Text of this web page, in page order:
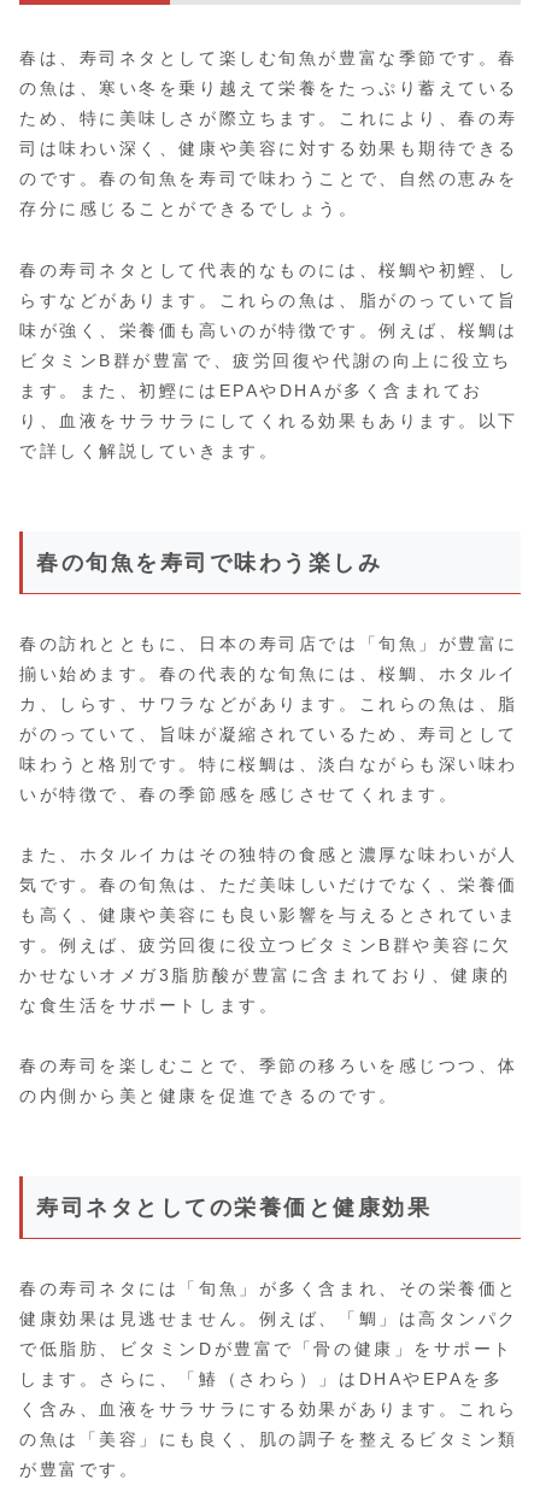
春は、寿司ネタとして楽しむ旬魚が豊富な季節です。春
の魚は、寒い冬を乗り越えて栄養をたっぷり蓄えている
ため、特に美味しさが際立ちます。これにより、春の寿
司は味わい深く、健康や美容に対する効果も期待できる
のです。春の旬魚を寿司で味わうことで、自然の恵みを
存分に感じることができるでしょう。
春の寿司ネタとして代表的なものには、桜鯛や初鰹、し
らすなどがあります。これらの魚は、脂がのっていて旨
味が強く、栄養価も高いのが特徴です。例えば、桜鯛は
ビタミンB群が豊富で、疲労回復や代謝の向上に役立ち
ます。また、初鰹にはEPAやDHAが多く含まれてお
り、血液をサラサラにしてくれる効果もあります。以下
で詳しく解説していきます。
春の旬魚を寿司で味わう楽しみ
春の訪れとともに、日本の寿司店では「旬魚」が豊富に
揃い始めます。春の代表的な旬魚には、桜鯛、ホタルイ
カ、しらす、サワラなどがあります。これらの魚は、脂
がのっていて、旨味が凝縮されているため、寿司として
味わうと格別です。特に桜鯛は、淡白ながらも深い味わ
いが特徴で、春の季節感を感じさせてくれます。
また、ホタルイカはその独特の食感と濃厚な味わいが人
気です。春の旬魚は、ただ美味しいだけでなく、栄養価
も高く、健康や美容にも良い影響を与えるとされていま
す。例えば、疲労回復に役立つビタミンB群や美容に欠
かせないオメガ3脂肪酸が豊富に含まれており、健康的
な食生活をサポートします。
春の寿司を楽しむことで、季節の移ろいを感じつつ、体
の内側から美と健康を促進できるのです。
寿司ネタとしての栄養価と健康効果
春の寿司ネタには「旬魚」が多く含まれ、その栄養価と
健康効果は見逃せません。例えば、「鯛」は高タンパク
で低脂肪、ビタミンDが豊富で「骨の健康」をサポート
します。さらに、「鰆（さわら）」はDHAやEPAを多
く含み、血液をサラサラにする効果があります。これら
の魚は「美容」にも良く、肌の調子を整えるビタミン類
が豊富です。